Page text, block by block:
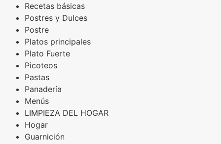
Recetas básicas
Postres y Dulces
Postre
Platos principales
Plato Fuerte
Picoteos
Pastas
Panadería
Menús
LIMPIEZA DEL HOGAR
Hogar
Guarnición